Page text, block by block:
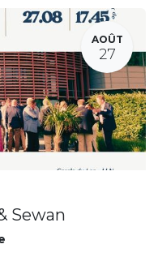
AOÛT
27
Sewan